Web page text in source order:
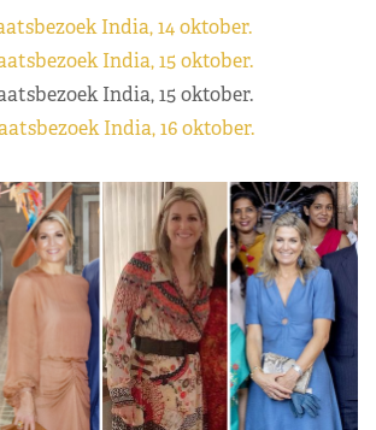
India, 14 oktober.
India, 15 oktober.
India, 15 oktober.
India, 16 oktober.